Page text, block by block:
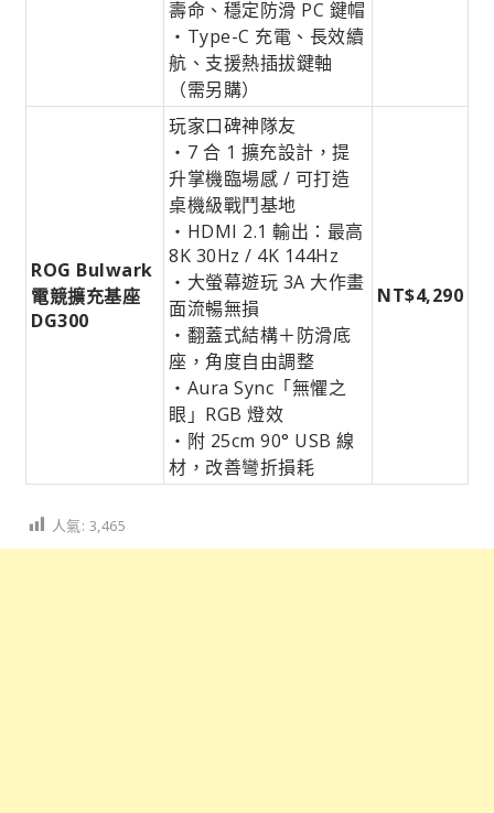
壽命、穩定防滑 PC 鍵帽
・Type-C 充電、長效續
航、支援熱插拔鍵軸
（需另購）
ROG Bulwark
電競擴充基座
DG300
玩家口碑神隊友
・7 合 1 擴充設計，提
升掌機臨場感 / 可打造
桌機級戰鬥基地
・HDMI 2.1 輸出：最高
8K 30Hz / 4K 144Hz
・大螢幕遊玩 3A 大作畫
面流暢無損
・翻蓋式結構＋防滑底
座，角度自由調整
・Aura Sync「無懼之
眼」RGB 燈效
・附 25cm 90° USB 線
材，改善彎折損耗
NT$4,290
人氣: 3,465